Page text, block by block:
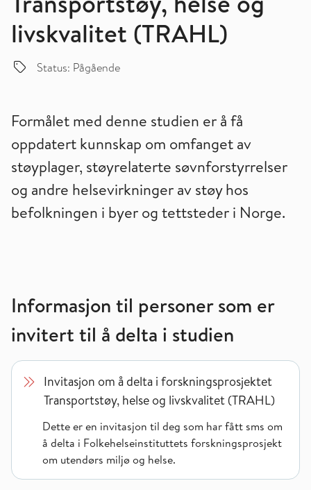
livskvalitet (TRAHL)
Status: Pågående
Formålet med denne studien er å få
oppdatert kunnskap om omfanget av
støyplager, støyrelaterte søvnforstyrrelser
og andre helsevirkninger av støy hos
befolkningen i byer og tettsteder i Norge.
Informasjon til personer som er
invitert til å delta i studien
Invitasjon om å delta i forskningsprosjektet Transportstøy,
Invitasjon om å delta i forskningsprosjektet
Transportstøy, helse og livskvalitet (TRAHL)
Dette er en invitasjon til deg som har fått sms om
å delta i Folkehelseinstituttets forskningsprosjekt
om utendørs miljø og helse.